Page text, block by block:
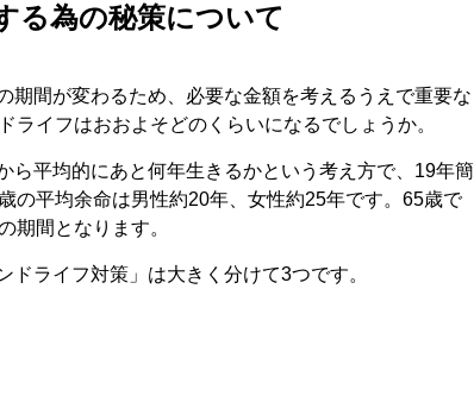
る為の秘策について
期間が変わるため、必要な金額を考えるうえで重要な
イフはおおよそどのくらいになるでしょうか。
ら平均的にあと何年生きるかという考え方で、19年簡
の平均余命は男性約20年、女性約25年です。65歳で
期間となります。
ライフ対策」は大きく分けて3つです。